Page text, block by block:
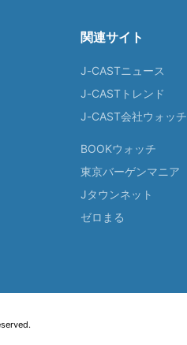
関連サイト
J-CASTニュース
J-CASTトレンド
J-CAST会社ウォッチ
BOOKウォッチ
東京バーゲンマニア
Jタウンネット
ゼロまる